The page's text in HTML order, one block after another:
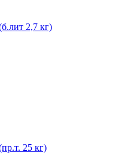
2,7 кг)
25 кг)